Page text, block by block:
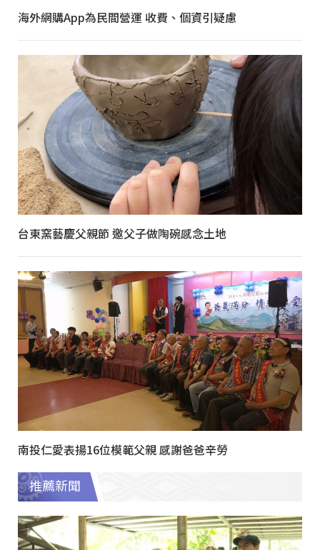
海外網購App為民間營運 收費、個資引疑慮
台東窯藝慶父親節 邀父子做陶碗感念土地
南投仁愛表揚16位模範父親 感謝爸爸辛勞
推薦新聞